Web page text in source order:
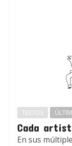
TEXTOS
Cada
En sus